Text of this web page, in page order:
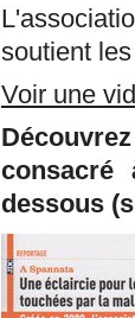
soutient
Voir une
dessous